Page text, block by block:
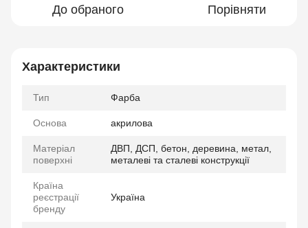
До обраного Порівняти
Характеристики
Тип Фарба
Основа акрилова
Матеріал
поверхні
ДВП, ДСП, бетон, деревина, метал,
металеві та сталеві конструкції
Країна
реєстрації
бренду
Україна